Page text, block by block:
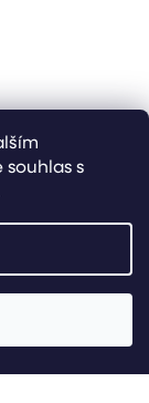
s
dopravu
práva vyhrazena.